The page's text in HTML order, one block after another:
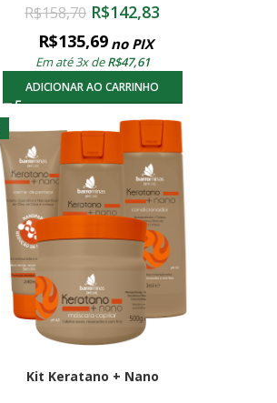
R$158,70 R$142,83
R$135,69 no PIX
Em até 3x deR$47,61
ADICIONAR AO CARRINHO
Kit Keratano + Nano